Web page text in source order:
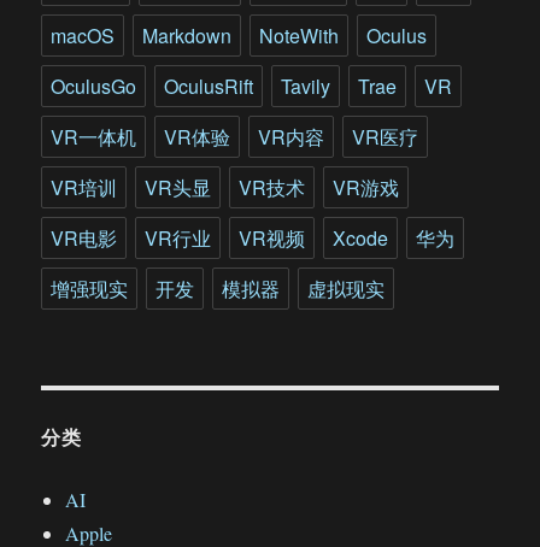
macOS
Markdown NoteWith
Oculus
OculusGo
OculusRift Tavily Trae
VR
VR一体机
VR体验 VR内容
VR医疗
VR培训
VR头显 VR技术
VR游戏
VR电影
VR行业 VR视频 Xcode
华为
增强现实
开发 模拟器 虚拟现实
分类
AI
Apple